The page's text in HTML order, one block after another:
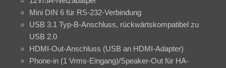
Mini DIN 6 für RS-232-Verbindung
USB 3.1 Typ-B-Anschluss, rückwärtskompatibel zu
USB 2.0
HDMI-Out-Anschluss (USB an HDMI-Adapter)
Phone-in (1 Vrms-Eingang)/Speaker-Out für HA-